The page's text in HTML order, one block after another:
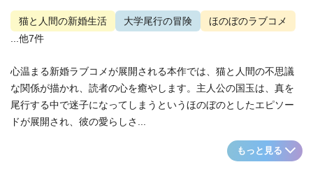
猫と人間の新婚生活 大学尾行の冒険
ほのぼのラブコメ
...他7件
心温まる新婚ラブコメが展開される本作では、猫と人間の不思議
な関係が描かれ、読者の心を癒やします。主人公の国玉は、真を
尾行する中で迷子になってしまうというほのぼのとしたエピソー
ドが展開され、彼の愛らしさ...
もっと見る